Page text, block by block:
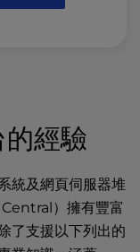
經驗
統及網頁伺服器堆
）擁有豐富
了支援以下列出的